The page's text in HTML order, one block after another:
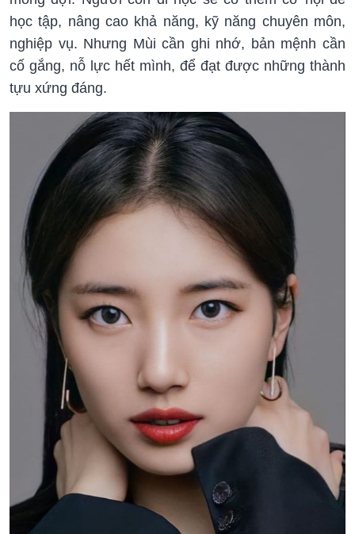
học tập, nâng cao khả năng, kỹ năng chuyên môn,
nghiệp vụ. Nhưng Mùi cần ghi nhớ, bản mệnh cần
cố gắng, nỗ lực hết mình, để đạt được những thành
tựu xứng đáng.